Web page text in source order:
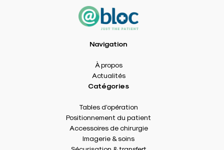
Navigation
À propos
Actualités
Catégories
Tables d’opération
Positionnement du patient
Accessoires de chirurgie
Imagerie & soins